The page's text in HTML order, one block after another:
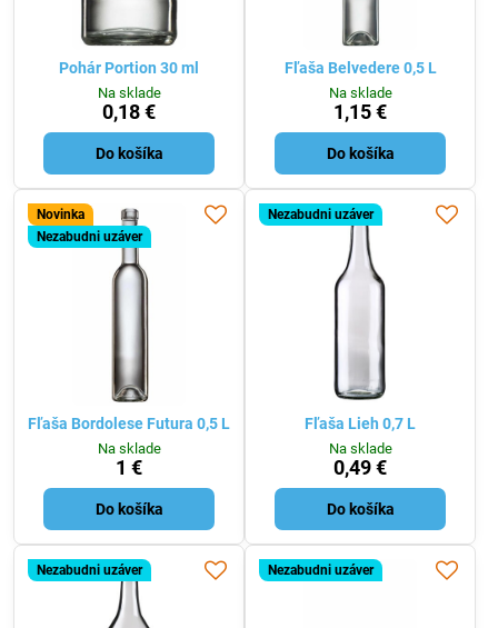
Pohár Portion 30 ml
Na sklade
0,18 €
Do košíka
Fľaša Belvedere 0,5 L
Na sklade
1,15 €
Do košíka
Novinka
Nezabudni uzáver
Fľaša Bordolese Futura 0,5 L
Na sklade
1 €
Do košíka
Nezabudni uzáver
Fľaša Lieh 0,7 L
Na sklade
0,49 €
Do košíka
Nezabudni uzáver Nezabudni uzáver